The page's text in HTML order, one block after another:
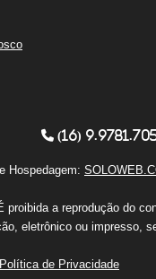
(16)
Hospedagem:
a reprodução do
eletrônico ou impresso,
Política de Privacidade